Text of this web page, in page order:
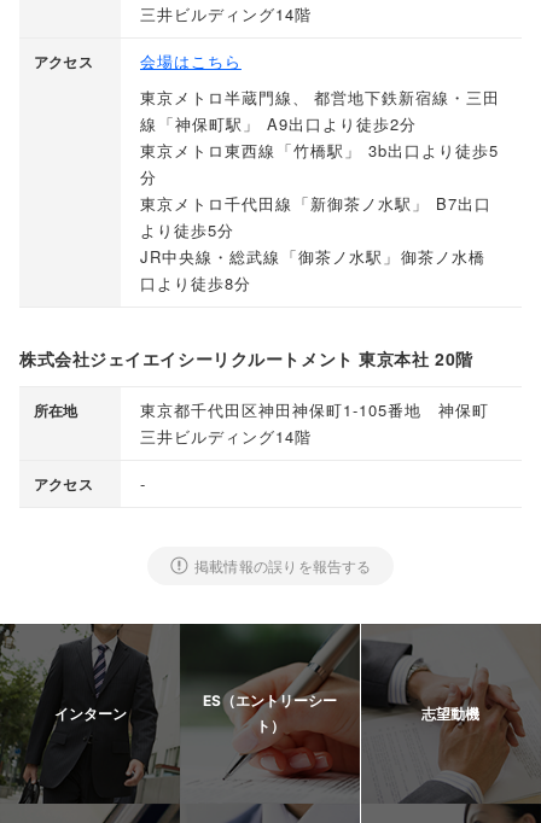
三井ビルディング14階
アクセス
会場はこちら
東京メトロ半蔵門線
都営地下鉄新宿線・三田
線 「神保町駅 」
A9出口より徒歩2分
東京メトロ東西線 「竹橋駅 」
3b出口より徒歩5
分
東京メトロ千代田線 「新御茶ノ水駅 」
B7出口
より徒歩5分
JR中央線・総武線 「御茶ノ水駅 」 御茶ノ水橋
口より徒歩8分
株式会社ジェイエイシーリクルートメント 東京本社 20階
所在地
東京都千代田区神田神保町1-105番地 神保町
三井ビルディング14階
アクセス -
掲載情報の誤りを報告する
インターン
ES（エントリーシー
ト）
志望動機